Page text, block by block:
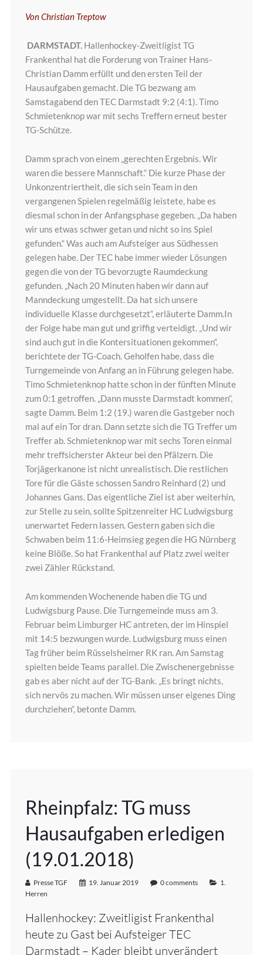
Von Christian Treptow
DARMSTADT.Hallenhockey-Zweitligist TG
Frankenthal hat die Forderung von Trainer Hans-
Christian Damm erfüllt und den ersten Teil der
Hausaufgaben gemacht. Die TG bezwang am
Samstagabend den TEC Darmstadt 9:2 (4:1). Timo
Schmietenknop war mit sechs Treffern erneut bester
TG-Schütze.
Damm sprach von einem „gerechten Ergebnis. Wir
waren die bessere Mannschaft.“ Die kurze Phase der
Unkonzentriertheit, die sich sein Team in den
vergangenen Spielen regelmäßig leistete, habe es
diesmal schon in der Anfangsphase gegeben. „Da haben
wir uns etwas schwer getan und nicht so ins Spiel
gefunden.“ Was auch am Aufsteiger aus Südhessen
gelegen habe. Der TEC habe immer wieder Lösungen
gegen die von der TG bevorzugte Raumdeckung
gefunden. „Nach 20 Minuten haben wir dann auf
Manndeckung umgestellt. Da hat sich unsere
individuelle Klasse durchgesetzt“, erläuterte Damm.In
der Folge habe man gut und griffig verteidigt. „Und wir
sind auch gut in die Kontersituationen gekommen“,
berichtete der TG-Coach. Geholfen habe, dass die
Turngemeinde von Anfang an in Führung gelegen habe.
Timo Schmietenknop hatte schon in der fünften Minute
zum 0:1 getroffen. „Dann musste Darmstadt kommen“,
sagte Damm. Beim 1:2 (19.) waren die Gastgeber noch
mal auf ein Tor dran. Dann setzte sich die TG Treffer um
Treffer ab. Schmietenknop war mit sechs Toren einmal
mehr treffsicherster Akteur bei den Pfälzern. Die
Torjägerkanone ist nicht unrealistisch. Die restlichen
Tore für die Gäste schossen Sandro Reinhard (2) und
Johannes Gans. Das eigentliche Ziel ist aber weiterhin,
zur Stelle zu sein, sollte Spitzenreiter HC Ludwigsburg
unerwartet Federn lassen. Gestern gaben sich die
Schwaben beim 11:6-Heimsieg gegen die HG Nürnberg
keine Blöße. So hat Frankenthal auf Platz zwei weiter
zwei Zähler Rückstand.
Am kommenden Wochenende haben die TG und
Ludwigsburg Pause. Die Turngemeinde muss am 3.
Februar beim Limburger HC antreten, der im Hinspiel
mit 14:5 bezwungen wurde. Ludwigsburg muss einen
Tag früher beim Rüsselsheimer RK ran. Am Samstag
spielten beide Teams parallel. Die Zwischenergebnisse
gab es aber nicht auf der TG-Bank. „Es bringt nichts,
sich nervös zu machen. Wir müssen unser eigenes Ding
durchziehen“, betonte Damm.
Rheinpfalz: TG muss
Hausaufgaben erledigen
(19.01.2018)
Presse TGF 19. Januar 2019 0 comments
1.
Herren
Hallenhockey: Zweitligist Frankenthal
heute zu Gast bei Aufsteiger TEC
Darmstadt – Kader bleibt unverändert